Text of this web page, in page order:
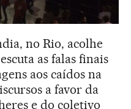
no Rio, acolhe
as falas finais
aos caídos na
a favor da
e do coletivo